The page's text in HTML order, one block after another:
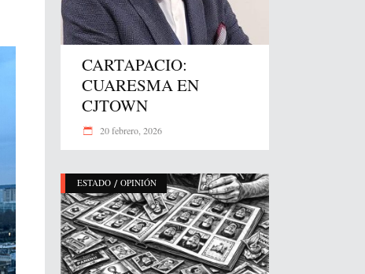
CARTAPACIO:
CUARESMA EN
CJTOWN
20 febrero, 2026
ESTADO / OPINIÓN